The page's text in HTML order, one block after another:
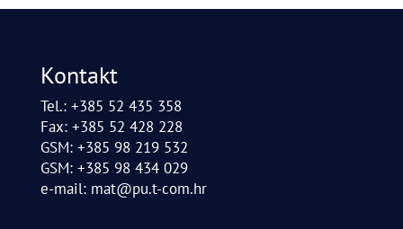
Kontakt
Tel.: +385 52 435 358
Fax: +385 52 428 228
GSM: +385 98 219 532
GSM: +385 98 434 029
e-mail: mat@pu.t-com.hr